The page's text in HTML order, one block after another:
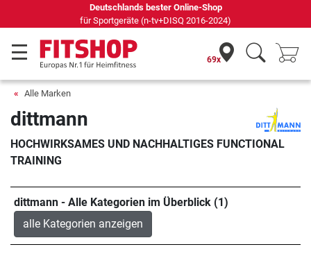
Deutschlands bester Online-Shop
für Sportgeräte (n-tv+DISQ 2016-2024)
69x
Alle Marken
dittmann
HOCHWIRKSAMES UND NACHHALTIGES FUNCTIONAL
TRAINING
dittmann - Alle Kategorien im Überblick (1)
alle Kategorien anzeigen